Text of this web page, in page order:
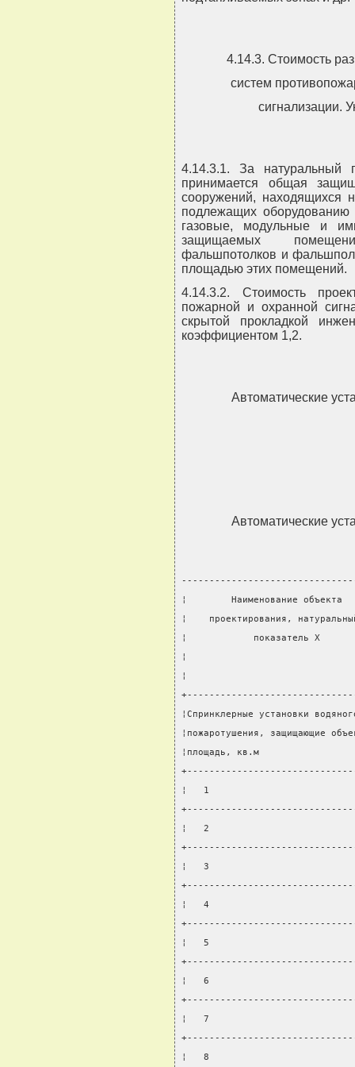
4.14.3. Стоимость
систем
сигнализации.
4.14.3.1. За натуральный
принимается общая
сооружений, находящихся
подлежащих оборудованию
газовые, модульные и
защищаемых
фальшпотолков и
площадью этих помещений.
4.14.3.2. Стоимость
пожарной и охранной
скрытой прокладкой
коэффициентом 1,2.
Автоматические
Автоматические
¦        Наименование
¦    проектирования,
¦            показатель X
¦
¦
¦Спринклерные
¦пожаротушения,
¦площадь, кв.м
¦   1
¦   2
¦   3
¦   4
¦   5
¦   6
¦   7
¦   8